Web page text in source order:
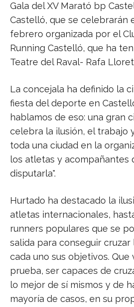
Gala del XV Marató bp
Castelló, que se celebrarán
febrero organizada por el
Running Castelló, que ha
Teatre del Raval- Rafa
La concejala ha definido la
fiesta del deporte en
hablamos de eso: una gran
celebra la ilusión, el trabajo
toda una ciudad en la
los atletas y acompañantes
disputarla".
Hurtado ha destacado la
atletas internacionales,
runners populares que se
salida para conseguir cruzar
cada uno sus objetivos.
prueba, ser capaces de
lo mejor de sí mismos y de
mayoría de casos, en su